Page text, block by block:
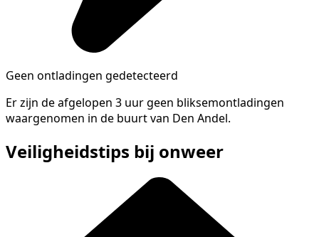
Geen ontladingen gedetecteerd
Er zijn de afgelopen 3 uur geen bliksemontladingen
waargenomen in de buurt van Den Andel.
Veiligheidstips bij onweer